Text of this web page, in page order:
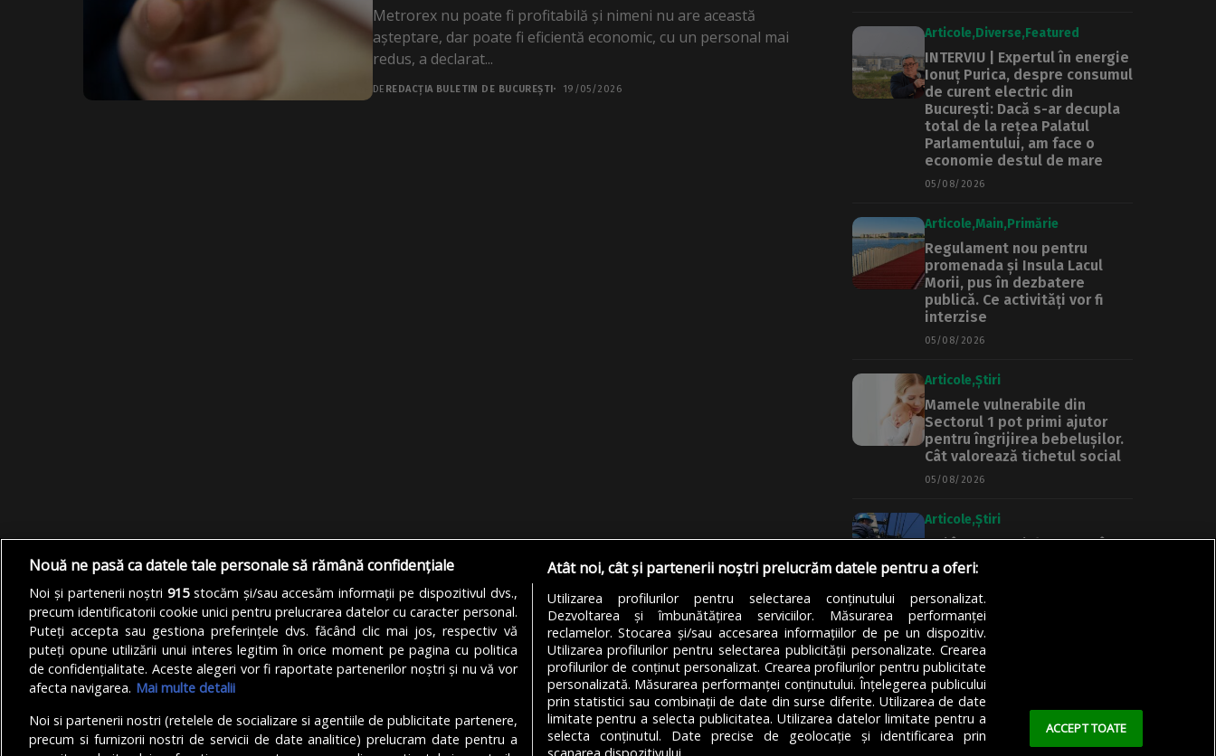
Metrorex nu poate fi profitabilă și nimeni nu are această
așteptare, dar poate fi eficientă economic, cu un personal mai
redus, a declarat...
DE REDACȚIA BULETIN DE BUCUREȘTI 19/05/2026
Articole Diverse Featured
INTERVIU | Expertul în energie
Ionuț Purica, despre consumul
de curent electric din
București: Dacă s-ar decupla
total de la rețea Palatul
Parlamentului, am face o
economie destul de mare
05/08/2026
Articole Main Primărie
Regulament nou pentru
promenada și Insula Lacul
Morii, pus în dezbatere
publică. Ce activități vor fi
interzise
05/08/2026
Articole Știri
Mamele vulnerabile din
Sectorul 1 pot primi ajutor
pentru îngrijirea bebelușilor.
Cât valorează tichetul social
05/08/2026
Articole Știri
Noi întreruperi de curent în
București, Ilfov și Giurgiu.
Rețele Electrice Muntenia
transmite lista actualizată a
străzilor afectate
05/08/2026
MODIFICĂ SETĂRILE COOKIES
Nouă ne pasă ca datele tale personale să rămână confidențiale
Noi și partenerii noștri915stocăm și/sau accesăm informații pe dispozitivul dvs.,
precum identificatorii cookie unici pentru prelucrarea datelor cu caracter personal.
Puteți accepta sau gestiona preferințele dvs. făcând clic mai jos, respectiv vă
puteți opune utilizării unui interes legitim în orice moment pe pagina cu politica
de confidențialitate. Aceste alegeri vor fi raportate partenerilor noștri și nu vă vor
afecta navigarea. Mai multe detalii
Noi si partenerii nostri (retelele de socializare si agentiile de publicitate partenere,
precum si furnizorii nostri de servicii de date analitice) prelucram date pentru a
Atât noi, cât și partenerii noștri prelucrăm datele pentru a oferi:
Utilizarea profilurilor pentru selectarea conținutului personalizat.
Dezvoltarea și îmbunătățirea serviciilor. Măsurarea performanței
reclamelor. Stocarea și/sau accesarea informațiilor de pe un dispozitiv.
Utilizarea profilurilor pentru selectarea publicității personalizate. Crearea
profilurilor de conținut personalizat. Crearea profilurilor pentru publicitate
personalizată. Măsurarea performanței conținutului. Înțelegerea publicului
prin statistici sau combinații de date din surse diferite. Utilizarea de date
limitate pentru a selecta publicitatea. Utilizarea datelor limitate pentru a
selecta conținutul. Date precise de geolocație și identificarea prin
ACCEPT TOATE